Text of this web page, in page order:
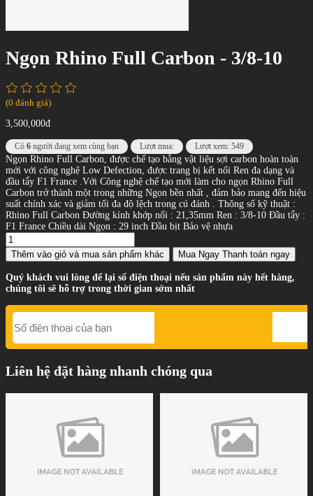
Ngọn Rhino Full Carbon - 3/8-10
(0 đánh giá)
3,500,000đ
Có 6 người đang xem cùng bạn Lượt mua: Lượt xem: 549
Ngọn Rhino Full Carbon, được chế tạo bằng vật liệu sợi carbon hoàn toàn
mới với công nghệ Low Defection, được trang bị kết nối Ren đa dạng và
đầu tẩy F1 France .Với Công nghệ chế tạo mới làm cho ngọn Rhino Full
Carbon trở thành một trong những Ngọn bền nhất , đảm bảo mang đến hiệu
suất chính xác và giảm tối đa độ lệch trong cú đánh . Thông số kỹ thuật :
Rhino Full Carbon Đường kính khớp nối : 21,35mm Ren : 3/8-10 Đầu tẩy :
F1 France Chiều dài Ngọn : 29 inch Đầu bịt Bảo vệ nhựa
Thêm vào giỏ và mua sản phẩm khác Mua Ngay Thanh toán ngay
Quý khách vui lòng để lại số điện thoại nếu sản phẩm này hết hàng,
chúng tôi sẽ hỗ trợ trong thời gian sớm nhất
Liên hệ đặt hàng nhanh chóng qua